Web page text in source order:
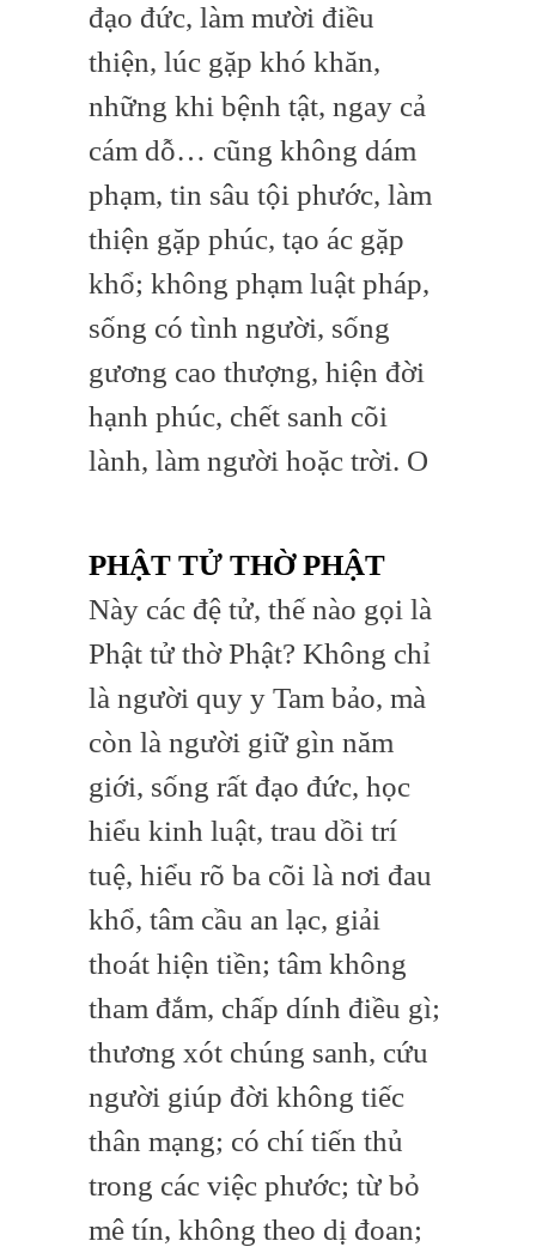
đạo đức, làm mười điều
thiện, lúc gặp khó khăn,
những khi bệnh tật, ngay cả
cám dỗ… cũng không dám
phạm, tin sâu tội phước, làm
thiện gặp phúc, tạo ác gặp
khổ; không phạm luật pháp,
sống có tình người, sống
gương cao thượng, hiện đời
hạnh phúc, chết sanh cõi
lành, làm người hoặc trời. O
PHẬT TỬ THỜ PHẬT
Này các đệ tử, thế nào gọi là
Phật tử thờ Phật? Không chỉ
là người quy y Tam bảo, mà
còn là người giữ gìn năm
giới, sống rất đạo đức, học
hiểu kinh luật, trau dồi trí
tuệ, hiểu rõ ba cõi là nơi đau
khổ, tâm cầu an lạc, giải
thoát hiện tiền; tâm không
tham đắm, chấp dính điều gì;
thương xót chúng sanh, cứu
người giúp đời không tiếc
thân mạng; có chí tiến thủ
trong các việc phước; từ bỏ
mê tín, không theo dị đoan;